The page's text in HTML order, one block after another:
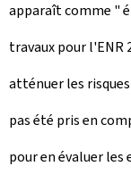
apparaît comme "
travaux pour l'ENR
atténuer les
pas été pris en
pour en évaluer